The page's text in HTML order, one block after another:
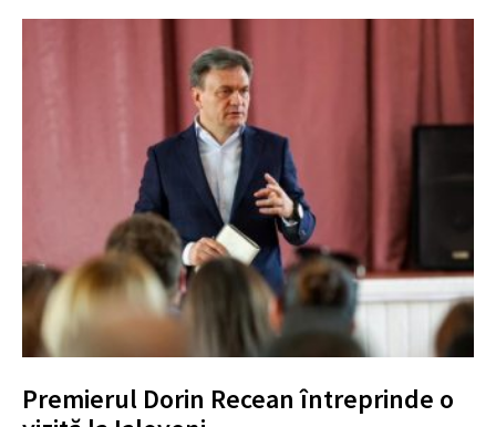
Premierul Dorin Recean întreprinde o